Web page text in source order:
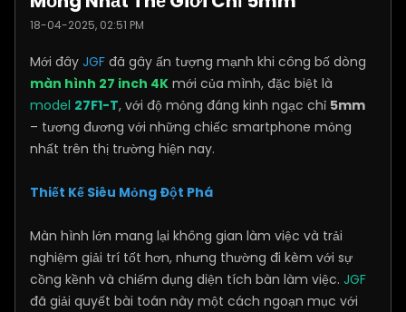
18-04-2025, 02:51 PM
Mới đây JGF đã gây ấn tượng mạnh khi công bố dòng
màn hình 27 inch 4K mới của mình, đặc biệt là
model 27F1-T, với độ mỏng đáng kinh ngạc chỉ 5mm
– tương đương với những chiếc smartphone mỏng
nhất trên thị trường hiện nay.
Thiết Kế Siêu Mỏng Đột Phá
Màn hình lớn mang lại không gian làm việc và trải
nghiệm giải trí tốt hơn, nhưng thường đi kèm với sự
cồng kềnh và chiếm dụng diện tích bàn làm việc. JGF
đã giải quyết bài toán này một cách ngoạn mục với